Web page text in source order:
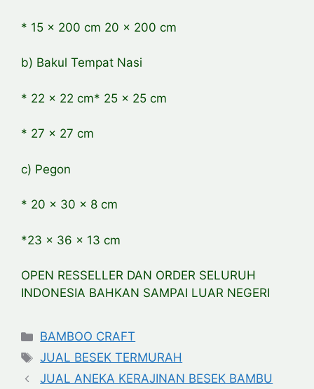
* 15 x 200 cm 20 x 200 cm
b) Bakul Tempat Nasi
* 22 x 22 cm* 25 x 25 cm
* 27 x 27 cm
c) Pegon
* 20 x 30 x 8 cm
*23 x 36 x 13 cm
OPEN RESSELLER DAN ORDER SELURUH
INDONESIA BAHKAN SAMPAI LUAR NEGERI
Categories
BAMBOO CRAFT
Tags
JUAL BESEK TERMURAH
JUAL ANEKA KERAJINAN BESEK BAMBU